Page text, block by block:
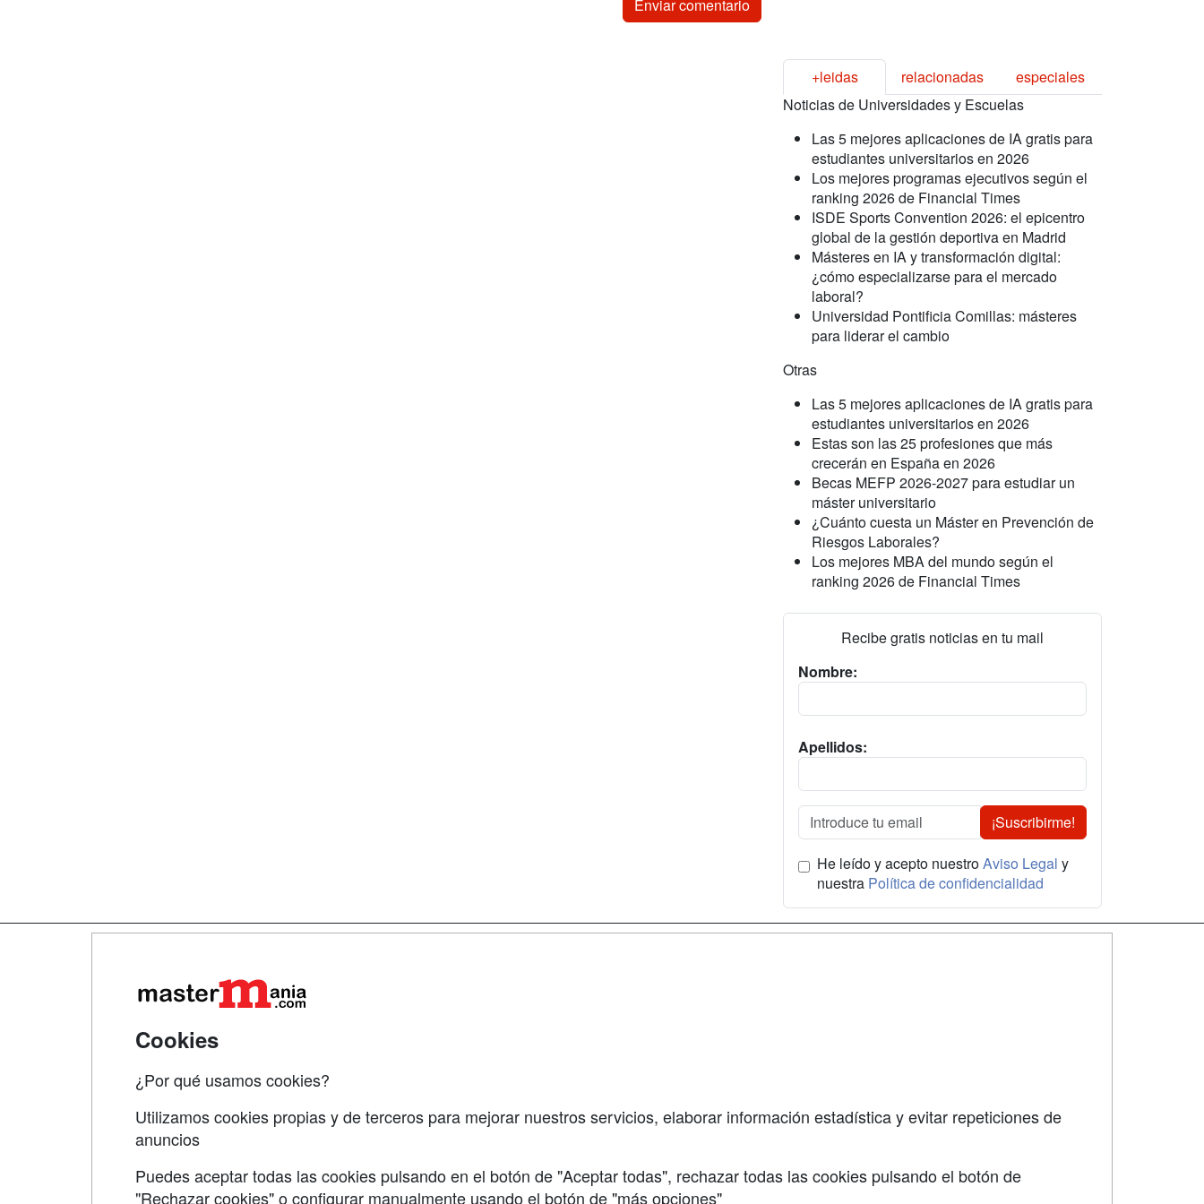
+leidas relacionadas
especiales
Noticias de Universidades y Escuelas
Las 5 mejores aplicaciones de IA gratis para
estudiantes universitarios en 2026
Los mejores programas ejecutivos según el
ranking 2026 de Financial Times
ISDE Sports Convention 2026: el epicentro
global de la gestión deportiva en Madrid
Másteres en IA y transformación digital:
¿cómo especializarse para el mercado
laboral?
Universidad Pontificia Comillas: másteres
para liderar el cambio
Otras
Las 5 mejores aplicaciones de IA gratis para
estudiantes universitarios en 2026
Estas son las 25 profesiones que más
crecerán en España en 2026
Becas MEFP 2026-2027 para estudiar un
máster universitario
¿Cuánto cuesta un Máster en Prevención de
Riesgos Laborales?
Los mejores MBA del mundo según el
ranking 2026 de Financial Times
Recibe gratis noticias en tu mail
Nombre:
Apellidos:
¡Suscribirme!
He leído y acepto nuestroAviso Legal y
nuestra Política de confidencialidad
Grupo formazion:
Cookies
¿Por qué usamos cookies?
Utilizamos cookies propias y de terceros para mejorar nuestros servicios, elaborar información estadística y evitar repeticiones de
anuncios
Puedes aceptar todas las cookies pulsando en el botón de "Aceptar todas", rechazar todas las cookies pulsando el botón de
"Rechazar cookies" o configurar manualmente usando el botón de "más opciones"